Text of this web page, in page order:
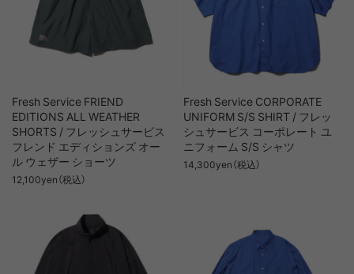
Fresh Service FRIEND
EDITIONS ALL WEATHER
SHORTS / フレッシュサービス
フレンド エディションズ オー
ル ウェザー ショーツ
12,100yen（税込）
Fresh Service CORPORATE
UNIFORM S/S SHIRT / フレッ
シュサービス コーポレート ユ
ニフォーム S/S シャツ
14,300yen（税込）